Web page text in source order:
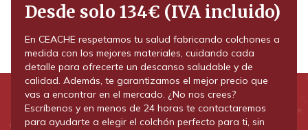
Desde solo 134€ (IVA incluido)
En CEACHE respetamos tu salud fabricando colchones a
medida con los mejores materiales, cuidando cada
detalle para ofrecerte un descanso saludable y de
calidad. Además, te garantizamos el mejor precio que
vas a encontrar en el mercado. ¿No nos crees?
Escríbenos y en menos de 24 horas te contactaremos
para ayudarte a elegir el colchón perfecto para ti, sin